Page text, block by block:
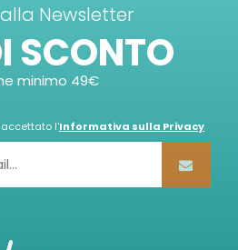
Newsletter
minimo 49€
accettato l'Informativa sulla Privacy